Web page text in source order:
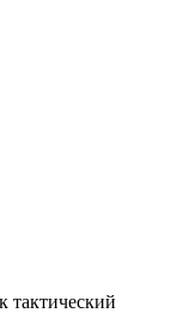
тактический